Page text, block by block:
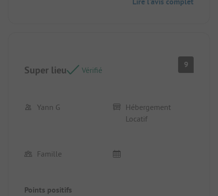
Super lieu Vérifié
9
Yann G
Hébergement
Locatif
Famille
Points positifs